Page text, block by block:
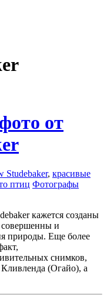
от
Studebaker, красивые
птиц Фотографы
кажется созданы
совершенны и
природы. Еще более
снимков,
(Огайо), а